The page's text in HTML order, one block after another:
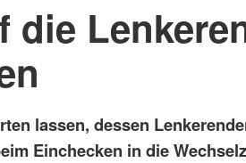
die
lassen, dessen
Einchecken in die